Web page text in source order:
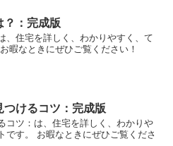
？：完成版
、住宅を詳しく、わかりやすく、て
暇なときにぜひご覧ください！
けるコツ：完成版
コツ：は、住宅を詳しく、わかりや
です。 お暇なときにぜひご覧くださ